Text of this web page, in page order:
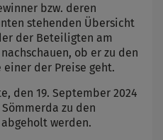
bzw. deren
stehenden Übersicht
der Beteiligten am
ob er zu den
der Preise geht.
den 19. September 2024
zu den
werden.